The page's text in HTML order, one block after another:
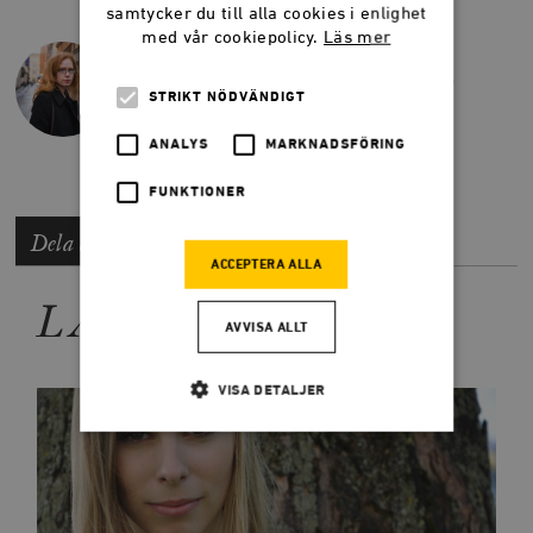
kritiker.
Dela artikeln
LÄS MER
samtycker du till alla cookies i enlighet
med vår cookiepolicy. Läs mer
STRIKT NÖDVÄNDIGT
ANALYS MARKNADSFÖRING
FUNKTIONER
ACCEPTERA ALLA
AVVISA ALLT
VISA DETALJER
Strikt nödvändigt Analys
Marknadsföring Funktioner